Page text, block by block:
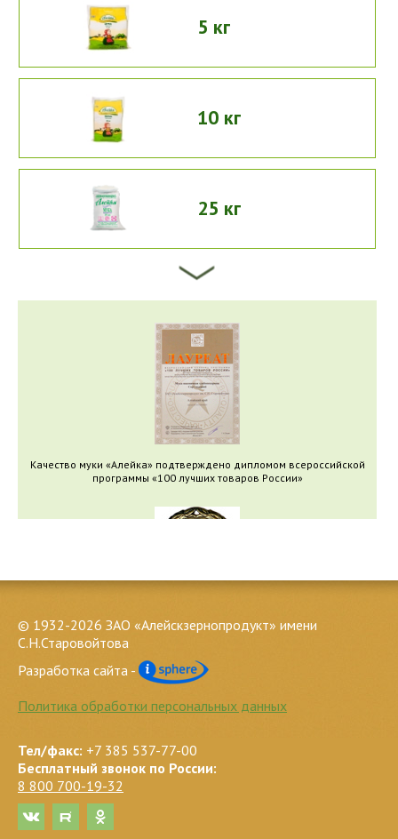
5 кг
10 кг
25 кг
50 кг
5 кг
10 кг
50 кг
Качество муки «Алейка» подтверждено дипломом всероссийской
программы «100 лучших товаров России»
конкурса «Экологически безопасная продукция»
Качество муки «Алейка» подтверждено свидетельством
© 1932-2026 ЗАО «Алейскзернопродукт» имени
С.Н.Старовойтова
Разработка сайта -
Политика обработки персональных данных
Тел/факс: +7 385 537-77-00
Бесплатный звонок по России:
8 800 700-19-32